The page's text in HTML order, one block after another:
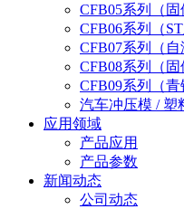
CFB05系列（固
CFB06系列（ST
CFB07系列（自
CFB08系列（
CFB09系列（青
汽车冲压模 / 塑
应用领域
产品应用
产品参数
新闻动态
公司动态